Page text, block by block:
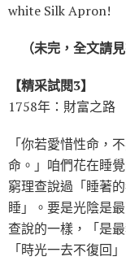
white Silk Apron!
（未完，全文請見
【精采試閱3】
1758年：財富之路
「你若愛惜性命，
命。」咱們花在睡
窮理查說過「睡著
睡」。要是光陰是
查說的一樣，「是
「時光一去不復回